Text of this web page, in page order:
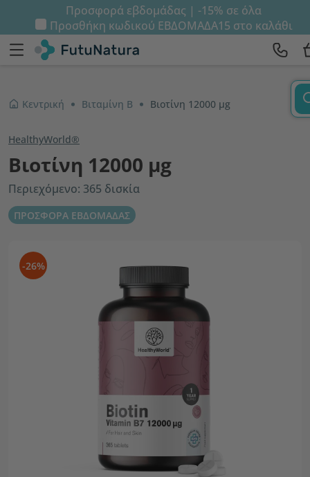
Προσφορά εβδομάδας | -15% σε όλα
Προσθήκη κωδικού ΕΒΔΟΜΑΔΑ15 στο καλάθι
Κεντρική Βιταμίνη B Βιοτίνη 12000 µg
HealthyWorld®
Βιοτίνη 12000 µg
Περιεχόμενο: 365 δισκία
ΠΡΟΣΦΟΡΑ ΕΒΔΟΜΑΔΑΣ
-26%